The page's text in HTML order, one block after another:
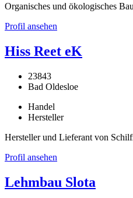
Organisches und ökologisches
Profil ansehen
Hiss Reet eK
23843
Bad Oldesloe
Handel
Hersteller
Hersteller und Lieferant von
Profil ansehen
Lehmbau Slota